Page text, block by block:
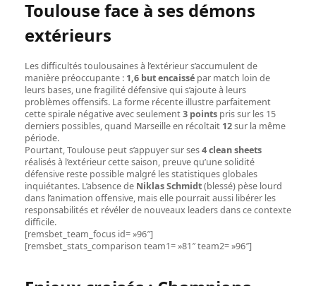
Toulouse face à ses démons
extérieurs
Les difficultés toulousaines à l’extérieur s’accumulent de
manière préoccupante : 1,6 but encaissé par match loin de
leurs bases, une fragilité défensive qui s’ajoute à leurs
problèmes offensifs. La forme récente illustre parfaitement
cette spirale négative avec seulement3 points pris sur les 15
derniers possibles, quand Marseille en récoltait 12sur la même
période.
Pourtant, Toulouse peut s’appuyer sur ses4 clean sheets
réalisés à l’extérieur cette saison, preuve qu’une solidité
défensive reste possible malgré les statistiques globales
inquiétantes. L’absence de Niklas Schmidt(blessé) pèse lourd
dans l’animation offensive, mais elle pourrait aussi libérer les
responsabilités et révéler de nouveaux leaders dans ce contexte
difficile.
[remsbet_team_focus id= »96″]
[remsbet_stats_comparison team1= »81″ team2= »96″]